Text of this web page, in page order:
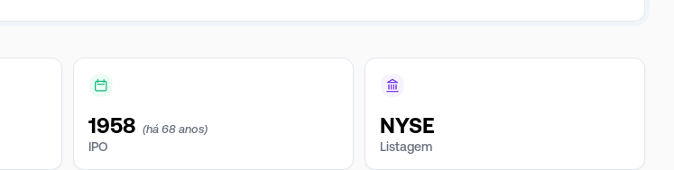
1958 (há 68 anos)
IPO
NYSE
Listagem